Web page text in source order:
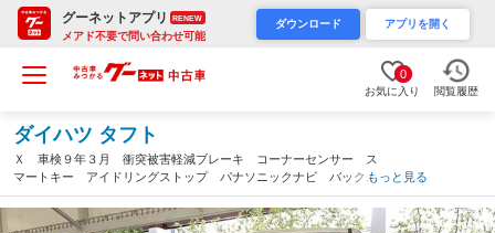
グーネットアプリ RENEW
メアド不要で問い合わせ可能
ダウンロード アプリを開く
0
お気に入り 閲覧履歴
ダイハツ タフト
Ｘ 車検９年３月 衝突被害軽減ブレーキ コーナーセンサー ス
マートキー アイドリングストップ パナソニックナビ バックカ
メラ 電子パーキング ＬＥＤヘッドライト 電動格納ドアミラ
ー オートエアコン（愛知県）
もっと見る